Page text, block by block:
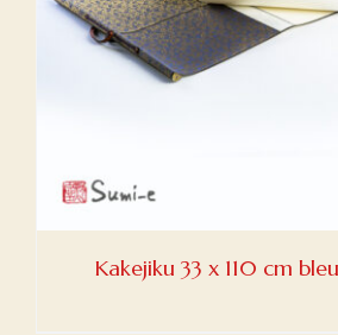
Kakejiku 33 x 110 cm